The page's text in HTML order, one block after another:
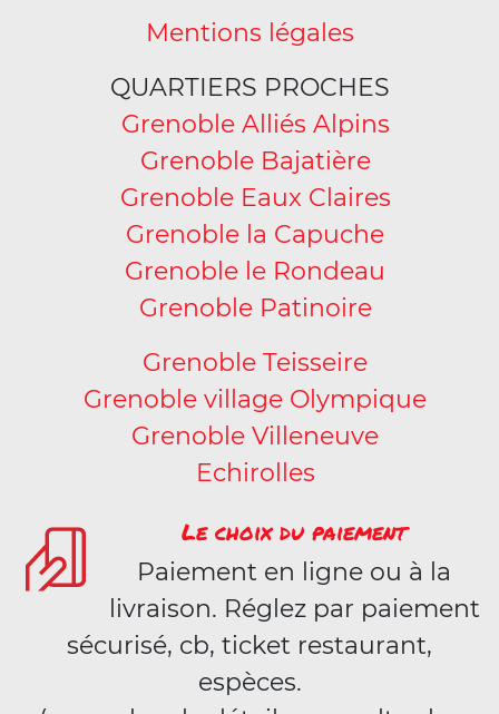
Mentions légales
QUARTIERS PROCHES
Grenoble Alliés Alpins
Grenoble Bajatière
Grenoble Eaux Claires
Grenoble la Capuche
Grenoble le Rondeau
Grenoble Patinoire
Grenoble Teisseire
Grenoble village Olympique
Grenoble Villeneuve
Echirolles
Le choix du paiement
Paiement en ligne ou à la
livraison. Réglez par paiement
sécurisé, cb, ticket restaurant,
espèces.